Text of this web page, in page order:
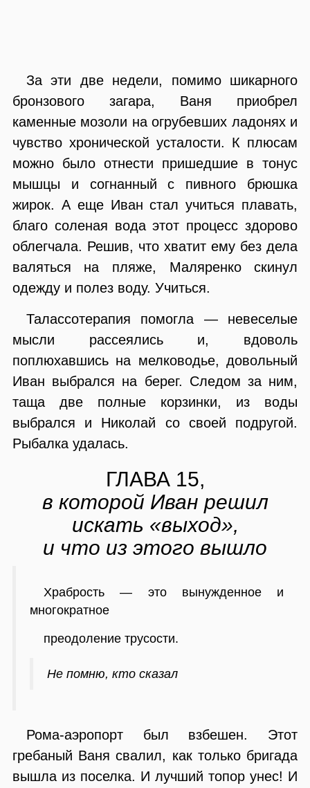
За эти две недели, помимо шикарного
бронзового загара, Ваня приобрел
каменные мозоли на огрубевших ладонях и
чувство хронической усталости. К плюсам
можно было отнести пришедшие в тонус
мышцы и согнанный с пивного брюшка
жирок. А еще Иван стал учиться плавать,
благо соленая вода этот процесс здорово
облегчала. Решив, что хватит ему без дела
валяться на пляже, Маляренко скинул
одежду и полез воду. Учиться.
Талассотерапия помогла — невеселые
мысли рассеялись и, вдоволь
поплюхавшись на мелководье, довольный
Иван выбрался на берег. Следом за ним,
таща две полные корзинки, из воды
выбрался и Николай со своей подругой.
Рыбалка удалась.
ГЛАВА 15,
в которой Иван решил
искать «выход»,
и что из этого вышло
Храбрость — это вынужденное и
многократное
преодоление трусости.
Не помню, кто сказал
Рома-аэропорт был взбешен. Этот
гребаный Ваня свалил, как только бригада
вышла из поселка. И лучший топор унес! И